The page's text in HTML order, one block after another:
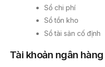
Sổ chi phí
Sổ tồn kho
Sổ tài sản cố định
Tài khoản ngân hàng